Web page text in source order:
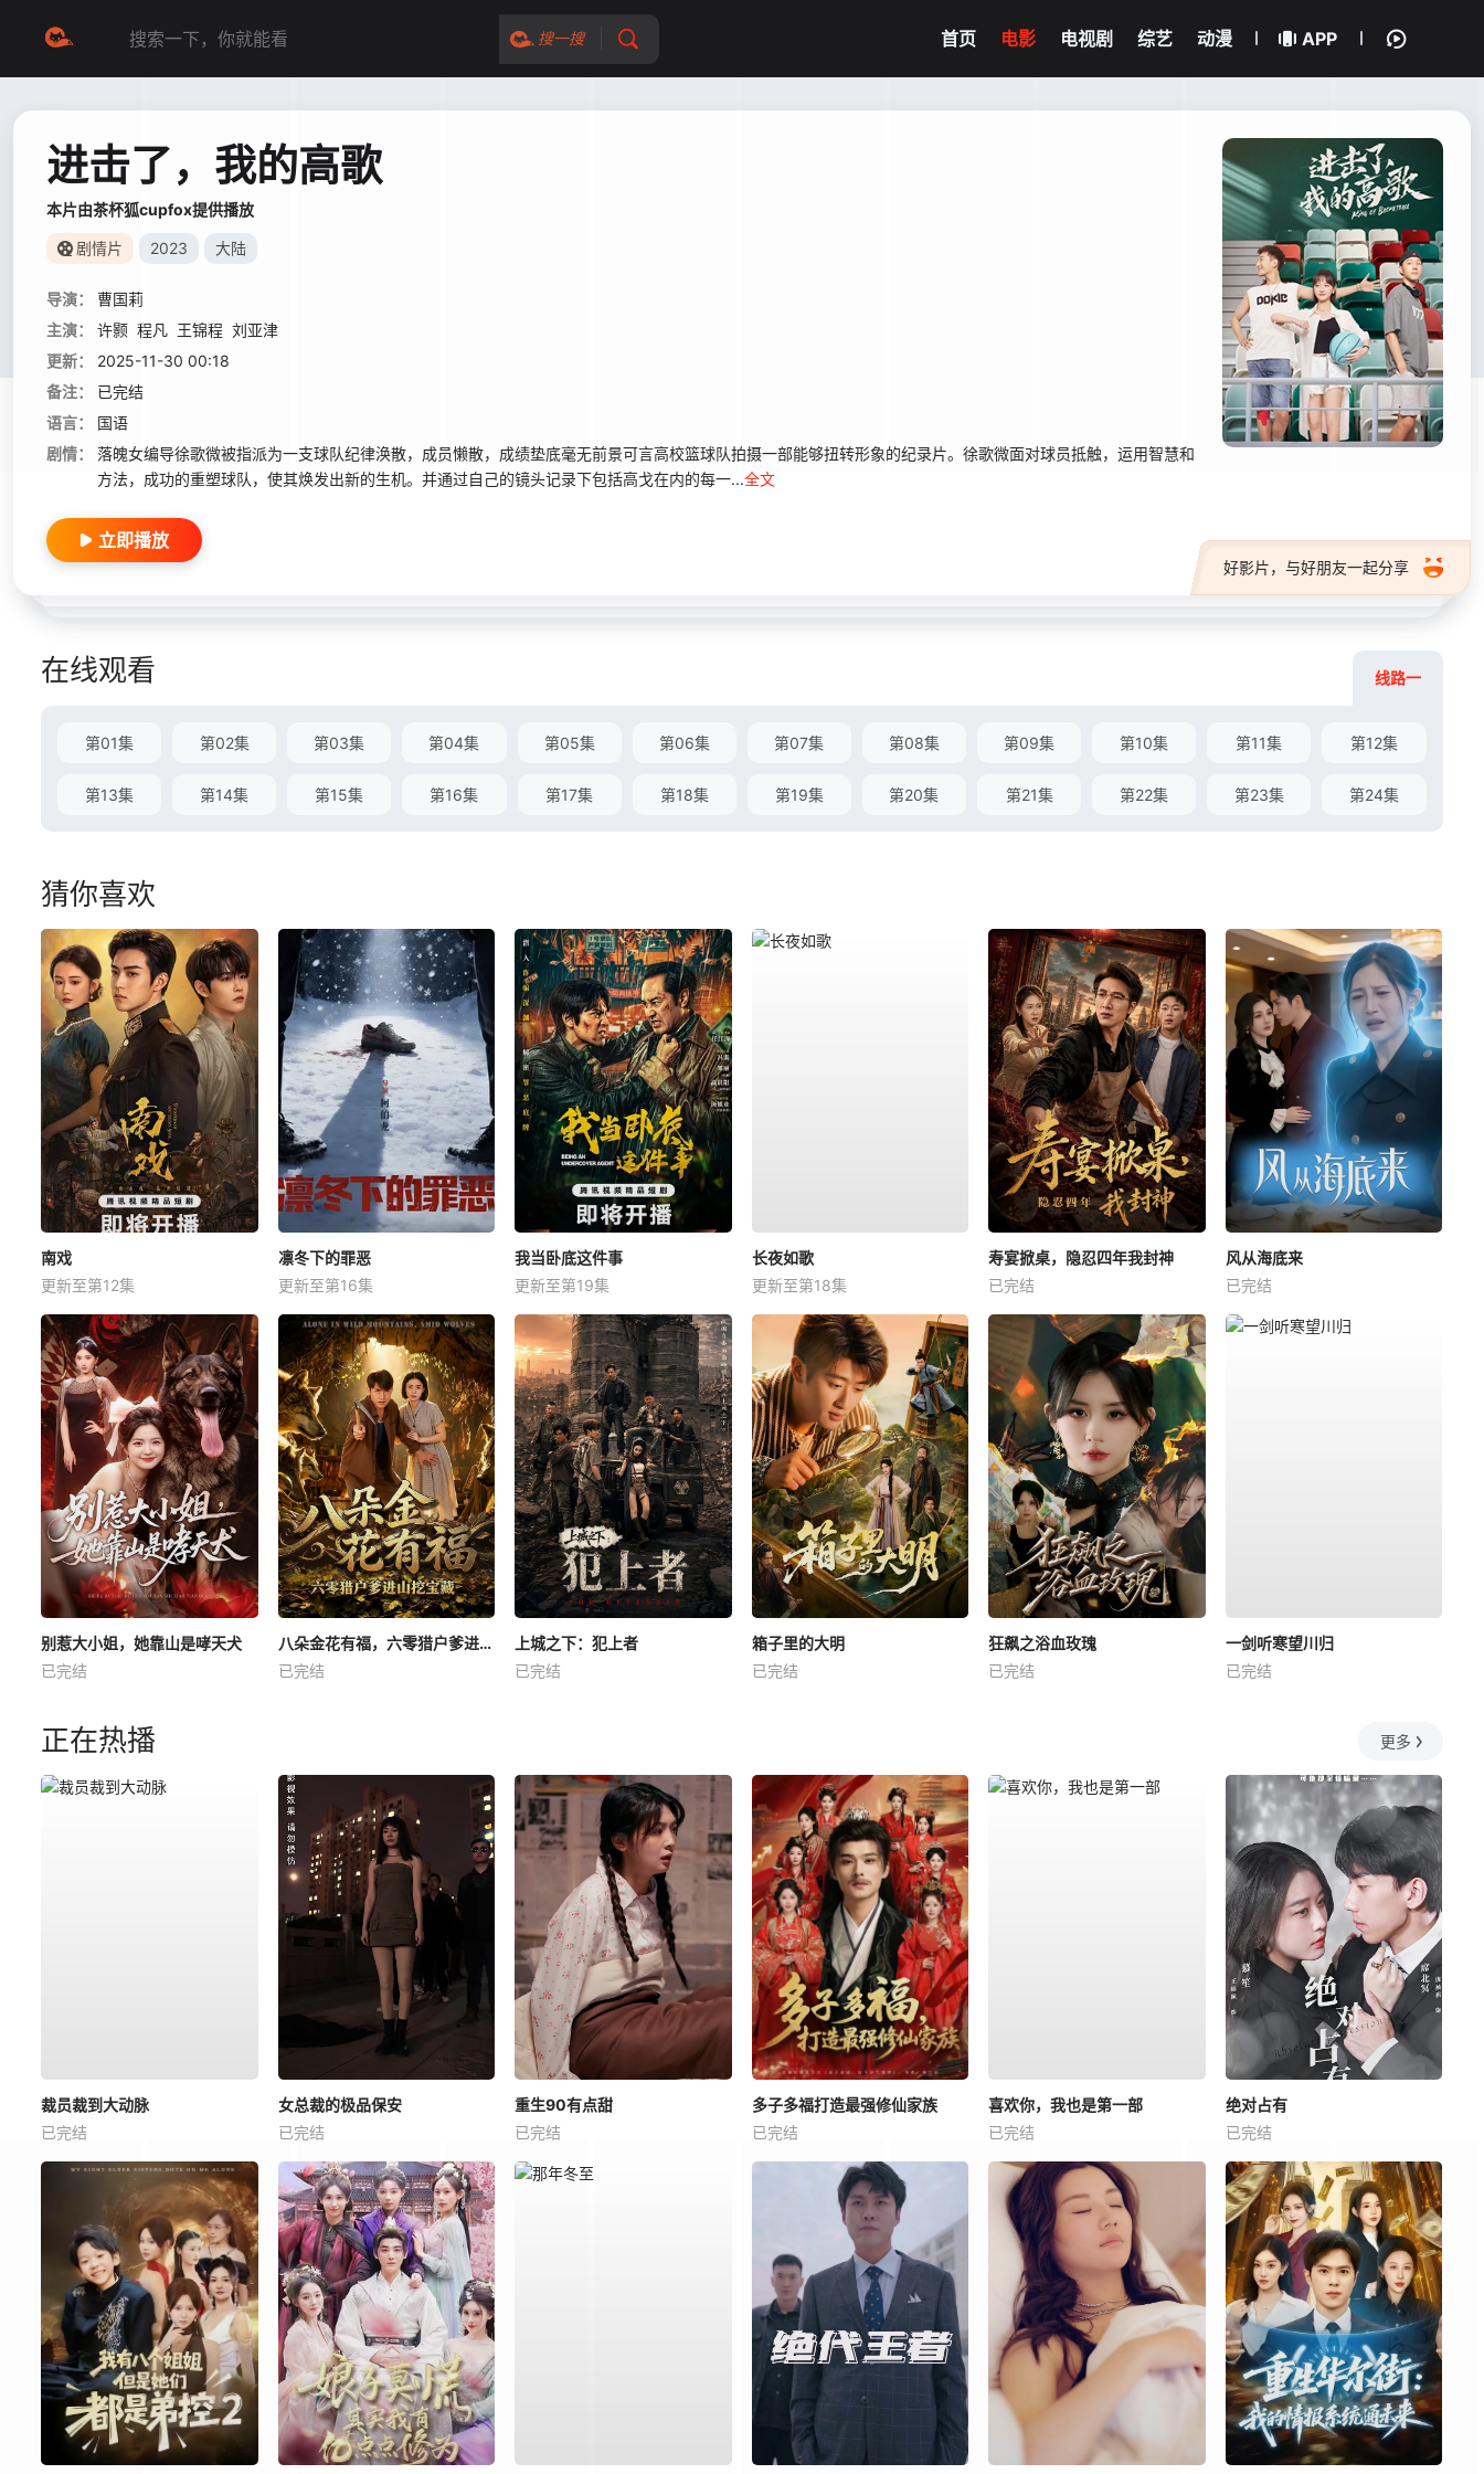
搜一搜 首页 电影 电视剧 综艺 动漫 APP
进击了，我的高歌
本片由茶杯狐cupfox提供播放
剧情片 2023 大陆
导演：
曹国莉
主演：
许颢 程凡 王锦程 刘亚津
更新：
2025-11-30 00:18
备注：
已完结
语言：
国语
剧情：
落魄女编导徐歌微被指派为一支球队纪律涣散，成员懒散，成绩垫底毫无前景可言高校篮球队拍摄一部能够扭转形象的纪录片。徐歌微面对球员抵触，运用智慧和
方法，成功的重塑球队，使其焕发出新的生机。并通过自己的镜头记录下包括高戈在内的每一...全文
好影片，与好朋友一起分享
立即播放
在线观看 线路一
第01集 第02集 第03集 第04集 第05集 第06集 第07集 第08集 第09集 第10集 第11集 第12集
第13集 第14集 第15集 第16集 第17集 第18集 第19集 第20集 第21集 第22集 第23集 第24集
猜你喜欢
南戏
更新至第12集
凛冬下的罪恶
更新至第16集
我当卧底这件事
更新至第19集
长夜如歌
更新至第18集
寿宴掀桌，隐忍四年我封神
已完结
风从海底来
已完结
别惹大小姐，她靠山是哮天犬
已完结
八朵金花有福，六零猎户爹进山挖宝藏
已完结
上城之下：犯上者
已完结
箱子里的大明
已完结
狂飙之浴血玫瑰
已完结
一剑听寒望川归
已完结
正在热播 更多
裁员裁到大动脉
已完结
女总裁的极品保安
已完结
重生90有点甜
已完结
多子多福打造最强修仙家族
已完结
喜欢你，我也是第一部
已完结
绝对占有
已完结